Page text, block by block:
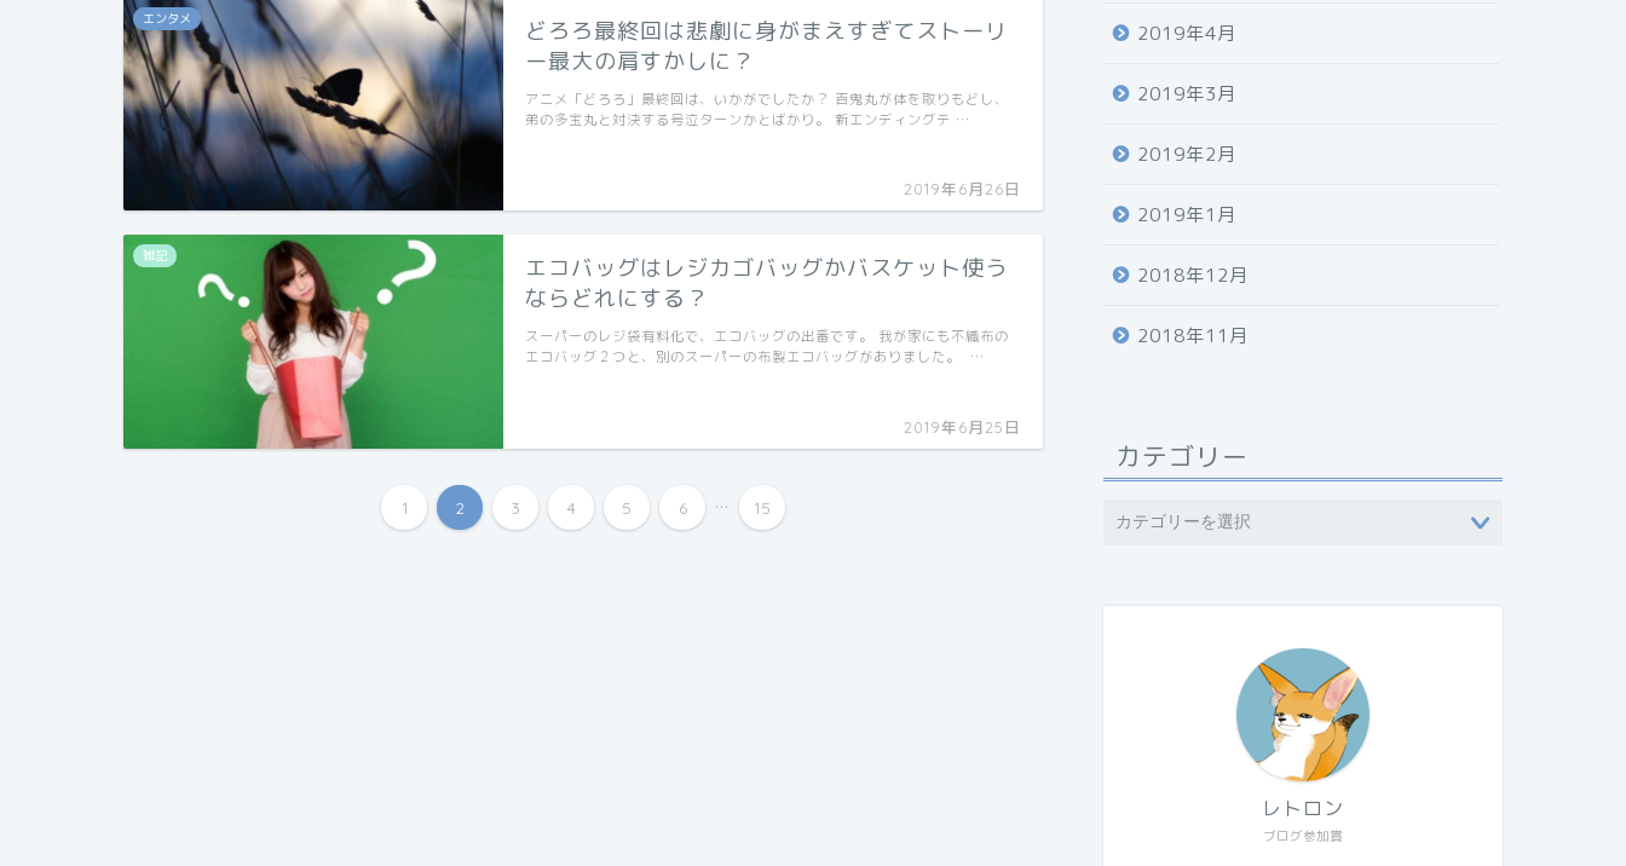
エンタメ
どろろ最終回は悲劇に身がまえすぎてストーリ
ー最大の肩すかしに？
2019年6月26日
アニメ「どろろ」最終回は、いかがでしたか？ 百鬼丸が体を取りもどし、
弟の多宝丸と対決する号泣ターンかとばかり。 新エンディングテ …
雑記
エコバッグはレジカゴバッグかバスケット使う
ならどれにする？
2019年6月25日
スーパーのレジ袋有料化で、エコバッグの出番です。 我が家にも不織布の
エコバッグ２つと、別のスーパーの布製エコバッグがありました。 …
1 2 3 4 5 6 ... 15
2019年4月
2019年3月
2019年2月
2019年1月
2018年12月
2018年11月
カテゴリー
ブログ参加賞
レトロン